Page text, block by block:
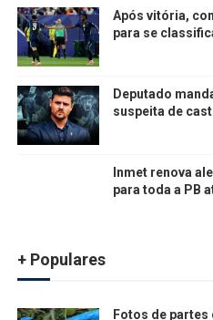
Após vitória,
para se
Deputado
suspeita de
Inmet renova
para toda a PB
+ Populares
Fotos de